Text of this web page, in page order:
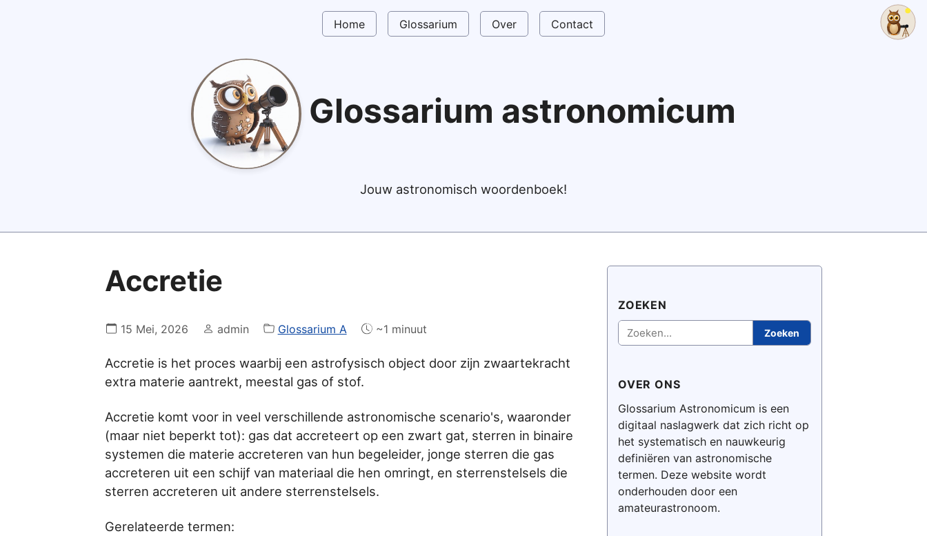
Home Glossarium Over Contact
Glossarium astronomicum
Jouw astronomisch woordenboek!
Accretie
15 Mei, 2026 admin Glossarium A ~1 minuut
Accretie is het proces waarbij een astrofysisch object door zijn zwaartekracht
extra materie aantrekt, meestal gas of stof.
Accretie komt voor in veel verschillende astronomische scenario's, waaronder
(maar niet beperkt tot): gas dat accreteert op een zwart gat, sterren in binaire
systemen die materie accreteren van hun begeleider, jonge sterren die gas
accreteren uit een schijf van materiaal die hen omringt, en sterrenstelsels die
sterren accreteren uit andere sterrenstelsels.
Gerelateerde termen:
ZOEKEN
Zoeken
Zoeken
OVER ONS
Glossarium Astronomicum is een
digitaal naslagwerk dat zich richt op
het systematisch en nauwkeurig
definiëren van astronomische
termen. Deze website wordt
onderhouden door een
amateurastronoom.